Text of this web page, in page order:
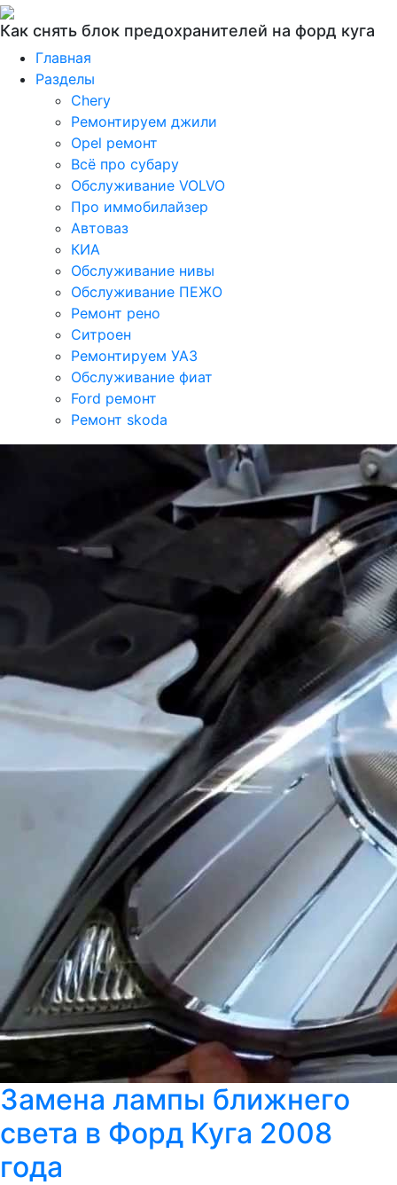
Как снять блок предохранителей на форд куга
Главная
Разделы
Chery
Ремонтируем джили
Opel ремонт
Всё про субару
Обслуживание VOLVO
Про иммобилайзер
Автоваз
КИА
Обслуживание нивы
Обслуживание ПЕЖО
Ремонт рено
Ситроен
Ремонтируем УАЗ
Обслуживание фиат
Ford ремонт
Ремонт skoda
Замена лампы ближнего
света в Форд Куга 2008
года